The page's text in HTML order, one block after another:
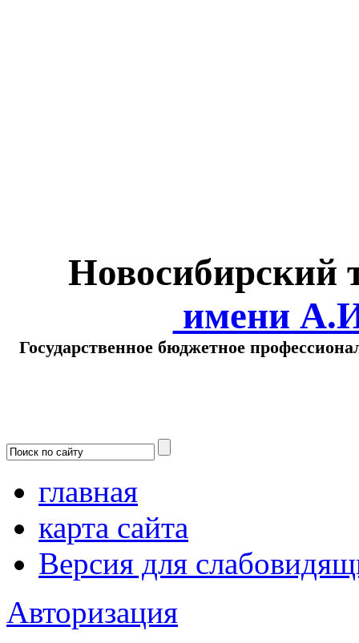
Новосибирский
имени
Государственное бюджетное
главная
карта сайта
Версия для
Авторизация